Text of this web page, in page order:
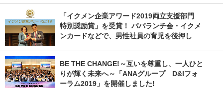
「イクメン企業アワード2019両立支援部門
特別奨励賞」を受賞！ パパランチ会・イクメ
ンカードなどで、男性社員の育児を後押し
BE THE CHANGE!～互いを尊重し、一人ひと
りが輝く未来へ～「ANAグループ D&Iフォ
ーラム2019」を開催しました!